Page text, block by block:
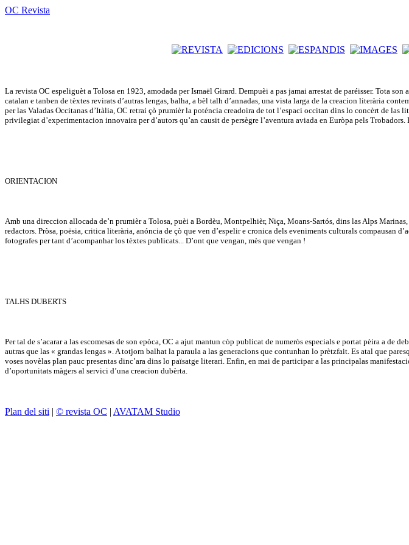
OC Revista
La revista OC espeliguèt a Tolosa en 1923, amodada per Ismaël Girard. Dempuèi a pas jamai arrestat de paréisser. Tota
catalan e tanben de tèxtes revirats d’autras lengas, balha, a bèl talh d’annadas, una vista larga de la creacion literària
per las Valadas Occitanas d’Itàlia, OC retrai çò prumièr la poténcia creadoira de tot l’espaci occitan dins lo concèrt de
privilegiat d’experimentacion innovaira per d’autors qu’an causit de persègre l’aventura aviada en Euròpa pels
ORIENTACION
Amb una direccion allocada de’n prumièr a Tolosa, puèi a Bordèu, Montpelhièr, Niça, Moans-Sartós, dins las Alps
redactors. Pròsa, poësia, critica literària, anóncia de çò que ven d’espelir e cronica dels eveniments culturals compausan
fotografes per tant d’acompanhar los tèxtes publicats... D’ont que vengan, mès que vengan !
TALHS DUBERTS
Per tal de s’acarar a las escomesas de son epòca, OC a ajut mantun còp publicat de numeròs especials e portat pèira a de
autras que las « grandas lengas ». A totjorn balhat la paraula a las generacions que contunhan lo prètzfait. Es atal que
voses novèlas plan pauc presentas dinc’ara dins lo païsatge literari. Enfin, en mai de participar a las principalas
d’oportunitats màgers al servici d’una creacion dubèrta.
Plan del siti | © revista OC | AVATAM Studio